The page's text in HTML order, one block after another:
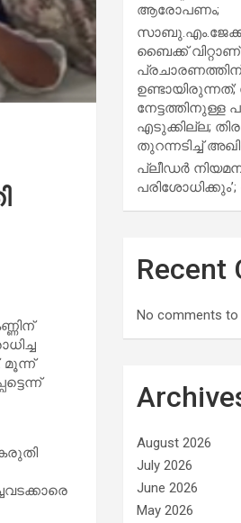
മൂന്ന്
ആരോപണം;
ബൈക്ക് വിറ്റാണ്
നേട്ടത്തിനുള്ള
എടുക്കില്ല;
തുറന്നടിച്ച്
പ്ലീഡർ നിയമന
Recent
No comments to
August 2026
July 2026
June 2026
May 2026